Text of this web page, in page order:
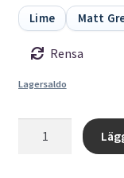
Lime Matt
Rensa
Lagersaldo